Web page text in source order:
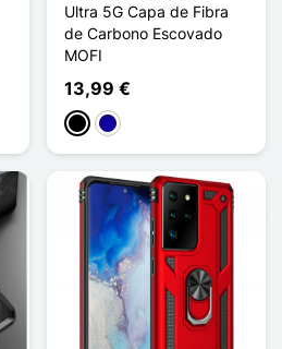
Ultra 5G Capa de Fibra
de Carbono Escovado
MOFI
13,99 €
PretoAzul Escuro